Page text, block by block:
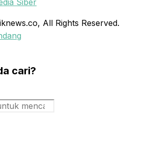
All Rights Reserved.
cari?